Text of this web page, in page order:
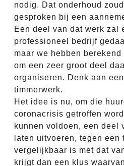
nodig. Dat onderhoud
gesproken bij een
Een deel van dat werk zal
professioneel bedrijf
maar we hebben
om een zeer groot deel
organiseren. Denk aan
timmerwerk.
Het idee is nu, om die
coronacrisis getroffen
kunnen voldoen, een deel
laten uitvoeren, tegen een
vergelijkbaar is met dat
krijgt dan een klus